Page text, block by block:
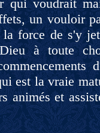
qui voudrait
un vouloir
force de s'y
à toute
est la vraie
animés et